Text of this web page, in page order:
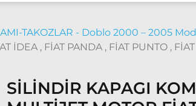
TAKOZLAR - Doblo 2000 – 2005
İDEA , FİAT PANDA , FİAT PUNTO ,
SİLİNDİR KAPAGI